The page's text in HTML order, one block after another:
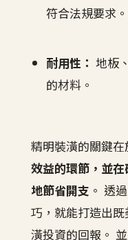
符合法規要求。
耐用性： 地板
的材料。
精明裝潢的關鍵在
效益的環節，並
地節省開支 。 透
巧，就能打造出
潢投資的回報。